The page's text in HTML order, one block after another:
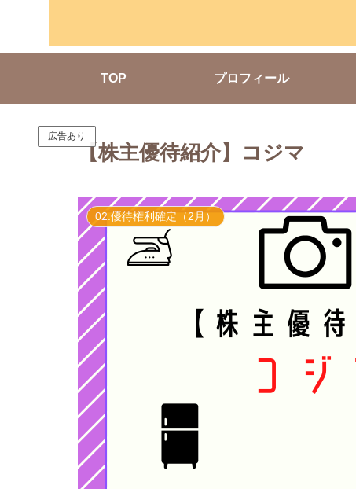
TOP プロフィール
広告あり
【株主優待紹介】コジマ
02.優待権利確定（2月）